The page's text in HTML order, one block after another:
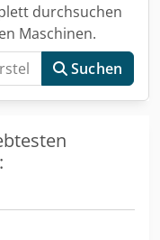
durchsuchen
Maschinen.
Suchen